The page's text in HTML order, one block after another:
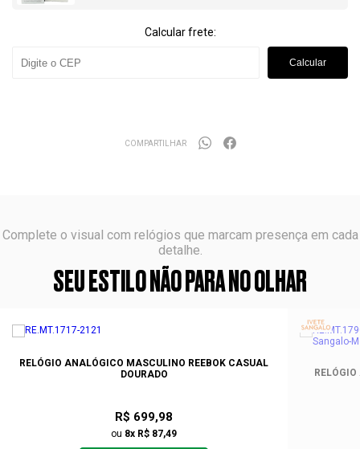
Calcular frete:
Calcular
COMPARTILHAR
Complete o visual com relógios que marcam presença em cada
detalhe.
SEU ESTILO NÃO PARA NO OLHAR
RELÓGIO ANALÓGICO MASCULINO REEBOK CASUAL
DOURADO
R$ 699,98
ou 8x R$ 87,49